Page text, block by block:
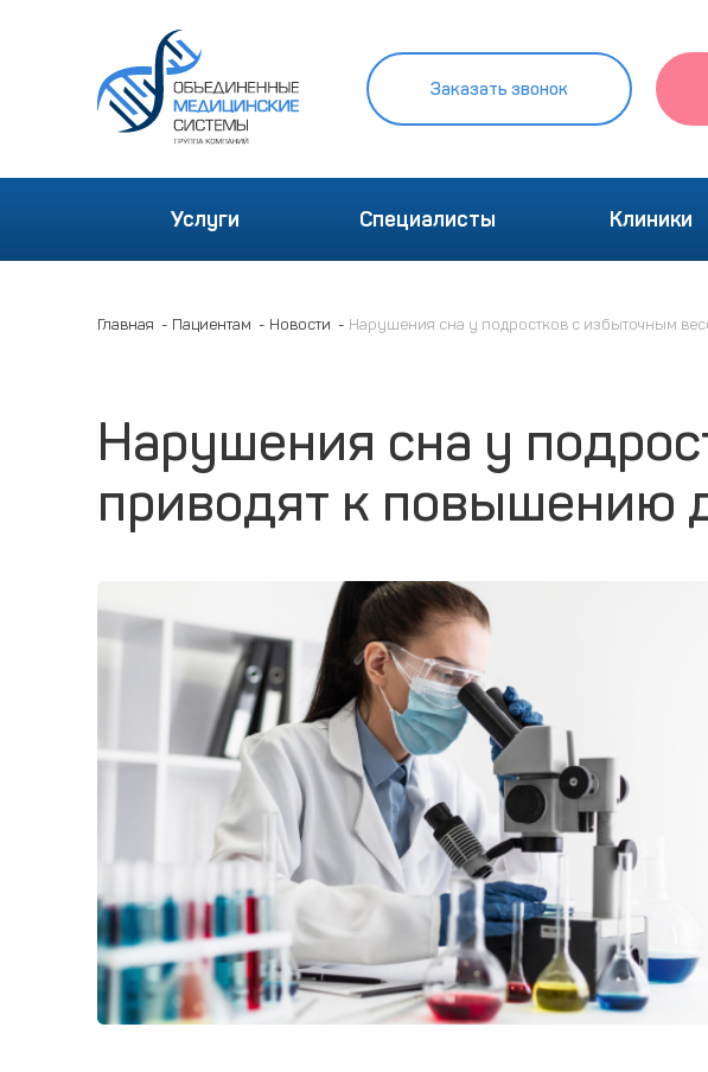
Заказать звонок
Услуги Специалисты Клиники
Главная Пациентам Новости Нарушения сна у подростков с избыточным
Нарушения сна у
приводят к повышению